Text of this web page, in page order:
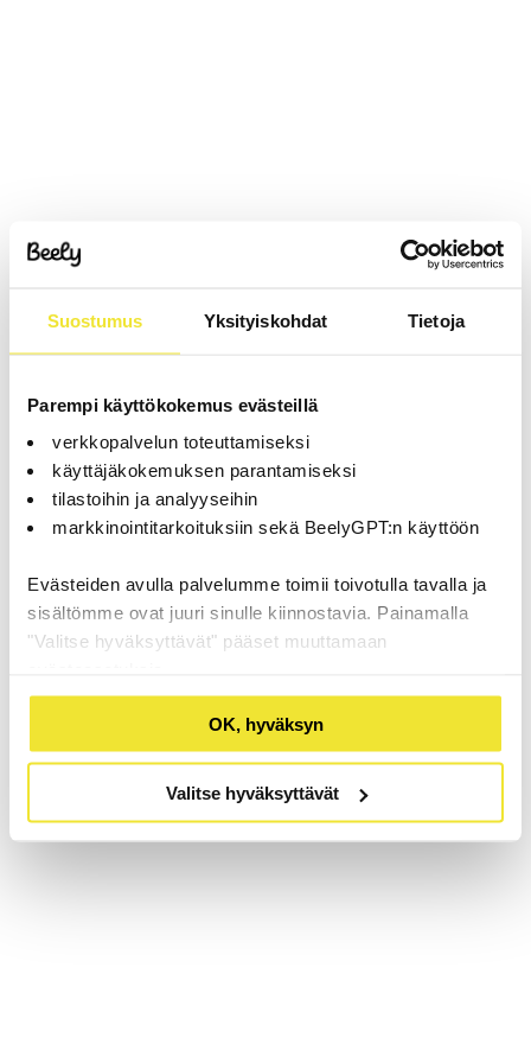
Suostumus Yksityiskohdat Tietoja
Parempi käyttökokemus evästeillä
verkkopalvelun toteuttamiseksi
käyttäjäkokemuksen parantamiseksi
tilastoihin ja analyyseihin
markkinointitarkoituksiin sekä BeelyGPT:n käyttöön
Evästeiden avulla palvelumme toimii toivotulla tavalla ja
sisältömme ovat juuri sinulle kiinnostavia. Painamalla
"Valitse hyväksyttävät" pääset muuttamaan
OK, hyväksyn
Valitse hyväksyttävät